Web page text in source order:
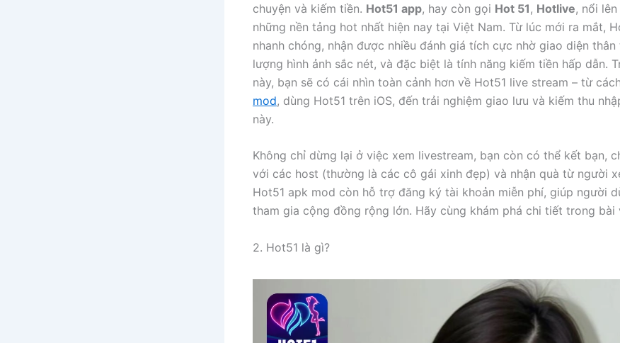
chuyện và kiếm tiền. Hot51 app, hay còn gọi Hot 51 , Hotlive, nổi
những nền tảng hot nhất hiện nay tại Việt Nam. Từ lúc mới ra mắt,
nhanh chóng, nhận được nhiều đánh giá tích cực nhờ giao diện thân
lượng hình ảnh sắc nét, và đặc biệt là tính năng kiếm tiền hấp dẫn.
này, bạn sẽ có cái nhìn toàn cảnh hơn về Hot51 live stream – từ
mod, dùng Hot51 trên iOS, đến trải nghiệm giao lưu và kiếm thu
này.
Không chỉ dừng lại ở việc xem livestream, bạn còn có thể kết bạn,
với các host (thường là các cô gái xinh đẹp) và nhận quà từ người
Hot51 apk mod còn hỗ trợ đăng ký tài khoản miễn phí, giúp người
tham gia cộng đồng rộng lớn. Hãy cùng khám phá chi tiết trong bài
2. Hot51 là gì?